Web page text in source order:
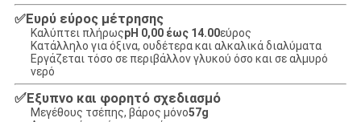
✅Ευρύ εύρος μέτρησης
Καλύπτει πλήρωςpH 0,00 έως 14.00εύρος
Κατάλληλο για όξινα, ουδέτερα και αλκαλικά διαλύματα
Εργάζεται τόσο σε περιβάλλον γλυκού όσο και σε αλμυρό
νερό
✅Έξυπνο και φορητό σχεδιασμό
Μεγέθους τσέπης, βάρος μόνο57g